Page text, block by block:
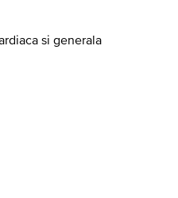
si generala